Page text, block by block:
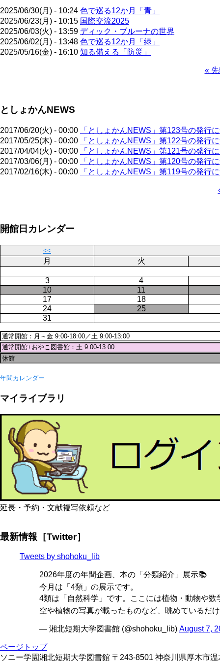
2025/06/30(月) - 10:24 色で巡る12か月「青」
2025/06/23(月) - 10:15 国際交流2025
2025/06/03(火) - 13:59 ディック・ブルーナの世界
2025/06/02(月) - 13:48 色で巡る12か月「緑」
2025/05/16(金) - 16:10 知る備える「防災」
送
先
«
としょかんNEWS
2017/06/20(火) - 00:00
「としょかんNEWS」第123号の発行
2017/05/25(木) - 00:00
「としょかんNEWS」第122号の発行
2017/04/04(火) - 00:00
「としょかんNEWS」第121号の発行
2017/03/06(月) - 00:00
「としょかんNEWS」第120号の発行
2017/02/16(木) - 00:00
「としょかんNEWS」第119号の発行
送
開館日カレンダー
<<
月 火
3
4
10
11
17
18
24
25
31
年間カレンダー
マイライブラリ
延長・予約・文献複写依頼など
最新情報［Twitter］
Tweets by shohoku_lib
2026年度の年間企画、本の「分類紹介」展示📚
今月は「4類」の展示です。
4類は「自然科学」です。ここには植物・動物や
空や植物の写真が載ったものなど、眺めているだ
— 湘北短期大学図書館 (@shohoku_lib) August 7,
ページトップ
ソニー学園湘北短期大学図書館 〒243-8501 神奈川県厚木市